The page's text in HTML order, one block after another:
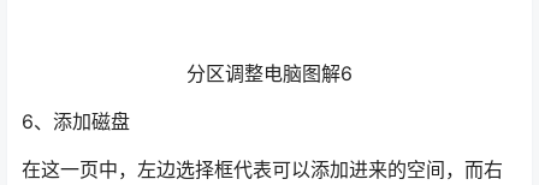
分区调整电脑图解6
6、添加磁盘
在这一页中，左边选择框代表可以添加进来的空间，而右